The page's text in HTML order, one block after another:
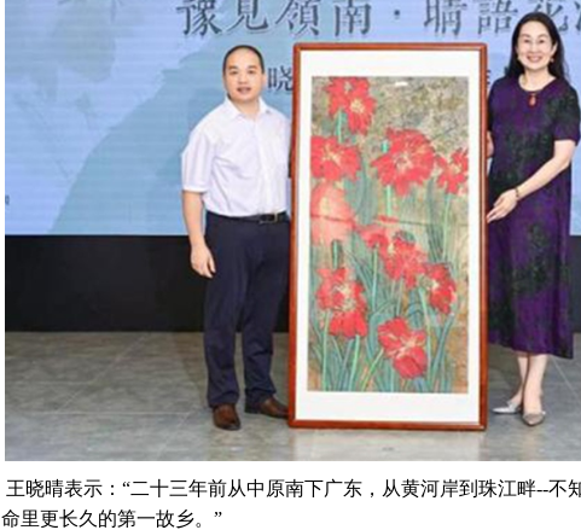
王晓晴表示：“二十三年前从中原南下广东，从黄河岸到珠江畔--不
命里更长久的第一故乡。”